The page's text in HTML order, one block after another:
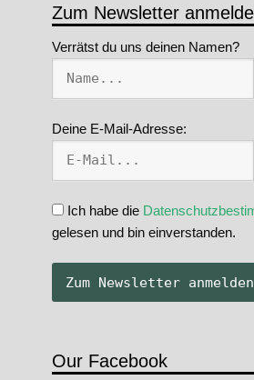
Zum Newsletter
Verrätst du uns deinen Namen?
Deine E-Mail-Adresse:
Ich habe die
gelesen und bin einverstanden.
Our Facebook